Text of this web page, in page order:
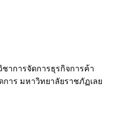
ชาการจัดการธุรกิจการค้า
าร มหาวิทยาลัยราชภัฏเลย